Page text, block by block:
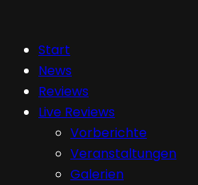
Start
News
Reviews
Live Reviews
Vorberichte
Veranstaltungen
Galerien